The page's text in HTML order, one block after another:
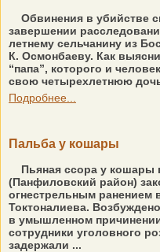
Обвинения в убийстве
завершении
летнему сельчанину из
К. Осмонбаеву. Как
“папа”, которого и
свою четырехлетнюю
Подробнее...
Пальба у кошары
Пьяная ссора у кошары
(Панфиловский район)
огнестрельным ранением
Токтоналиева.
в умышленном
сотрудники уголовного
задержали ...